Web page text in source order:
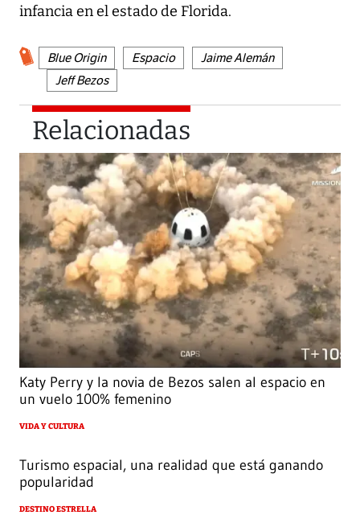
infancia en el estado de Florida.
Blue Origin Espacio
Jaime Alemán
Jeff Bezos
Relacionadas
Katy Perry y la novia de Bezos salen al espacio en
un vuelo 100% femenino
VIDA Y CULTURA
Turismo espacial, una realidad que está ganando
popularidad
DESTINO ESTRELLA